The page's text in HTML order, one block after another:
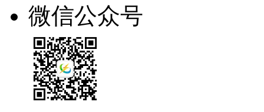
微信公众号